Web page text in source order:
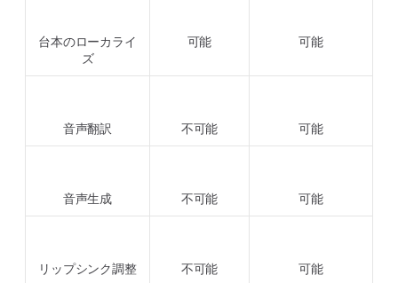
台本のローカライ
ズ
可能 可能
音声翻訳 不可能 可能
音声生成 不可能 可能
リップシンク調整 不可能 可能